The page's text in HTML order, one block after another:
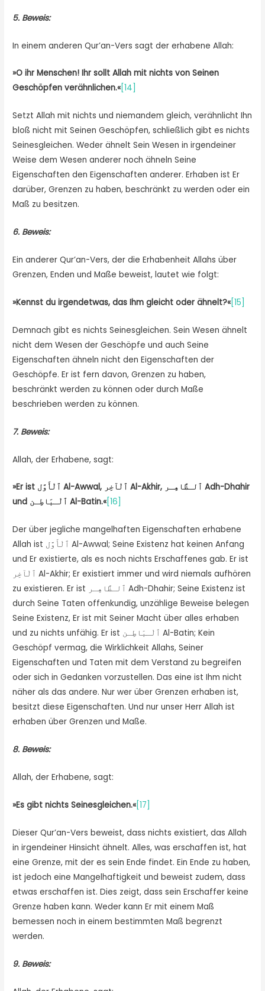
5. Beweis:
In einem anderen Qur’an-Vers sagt der erhabene Allah:
»O ihr Menschen! Ihr sollt Allah mit nichts von Seinen
Geschöpfen verähnlichen.«[14]
Setzt Allah mit nichts und niemandem gleich, verähnlicht Ihn
bloß nicht mit Seinen Geschöpfen, schließlich gibt es nichts
Seinesgleichen. Weder ähnelt Sein Wesen in irgendeiner
Weise dem Wesen anderer noch ähneln Seine
Eigenschaften den Eigenschaften anderer. Erhaben ist Er
darüber, Grenzen zu haben, beschränkt zu werden oder ein
Maß zu besitzen.
6. Beweis:
Ein anderer Qur’an-Vers, der die Erhabenheit Allahs über
Grenzen, Enden und Maße beweist, lautet wie folgt:
»Kennst du irgendetwas, das Ihm gleicht oder ähnelt?«[15]
Demnach gibt es nichts Seinesgleichen. Sein Wesen ähnelt
nicht dem Wesen der Geschöpfe und auch Seine
Eigenschaften ähneln nicht den Eigenschaften der
Geschöpfe. Er ist fern davon, Grenzen zu haben,
beschränkt werden zu können oder durch Maße
beschrieben werden zu können.
7. Beweis:
Allah, der Erhabene, sagt:
»Er ist ٱلْأَوَّل Al-Awwal, ٱلْآخِر Al-Akhir, ٱلـظَّاهِـر Adh-Dhahir
und ٱلْـبَاطِـن Al-Batin.«[16]
Der über jegliche mangelhaften Eigenschaften erhabene
Allah ist ٱلْأَوَّل Al-Awwal; Seine Existenz hat keinen Anfang
und Er existierte, als es noch nichts Erschaffenes gab. Er ist
ٱلْآخِر Al-Akhir; Er existiert immer und wird niemals aufhören
zu existieren. Er ist ٱلـظَّاهِـر Adh-Dhahir; Seine Existenz ist
durch Seine Taten offenkundig, unzählige Beweise belegen
Seine Existenz, Er ist mit Seiner Macht über alles erhaben
und zu nichts unfähig. Er ist ٱلْـبَاطِـن Al-Batin; Kein
Geschöpf vermag, die Wirklichkeit Allahs, Seiner
Eigenschaften und Taten mit dem Verstand zu begreifen
oder sich in Gedanken vorzustellen. Das eine ist Ihm nicht
näher als das andere. Nur wer über Grenzen erhaben ist,
besitzt diese Eigenschaften. Und nur unser Herr Allah ist
erhaben über Grenzen und Maße.
8. Beweis:
Allah, der Erhabene, sagt:
»Es gibt nichts Seinesgleichen.«[17]
Dieser Qur’an-Vers beweist, dass nichts existiert, das Allah
in irgendeiner Hinsicht ähnelt. Alles, was erschaffen ist, hat
eine Grenze, mit der es sein Ende findet. Ein Ende zu haben,
ist jedoch eine Mangelhaftigkeit und beweist zudem, dass
etwas erschaffen ist. Dies zeigt, dass sein Erschaffer keine
Grenze haben kann. Weder kann Er mit einem Maß
bemessen noch in einem bestimmten Maß begrenzt
werden.
9. Beweis: